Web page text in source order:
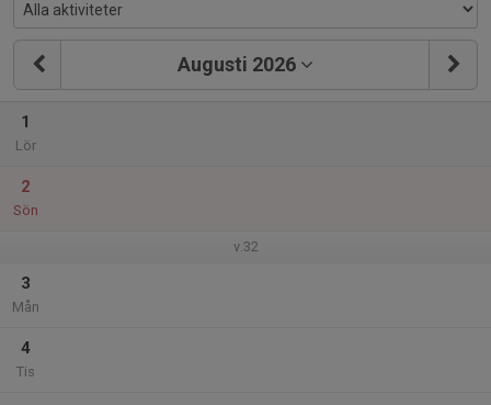
Augusti 2026
1
Lör
2
Sön
v.32
3
Mån
4
Tis